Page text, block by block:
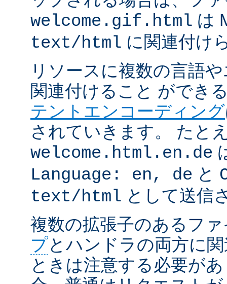
welcome.gif.html は
text/html に関連付け
リソースに複数の言語
関連付けること ができ
テントエンコーディング
されていきます。 たと
welcome.html.en.de
Language: en, de と
text/html として送信
複数の拡張子のあるフ
プとハンドラの両方に
ときは注意する必要が